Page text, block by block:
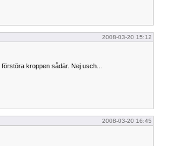
2008-03-20 15:12
kroppen sådär. Nej usch...
2008-03-20 16:45